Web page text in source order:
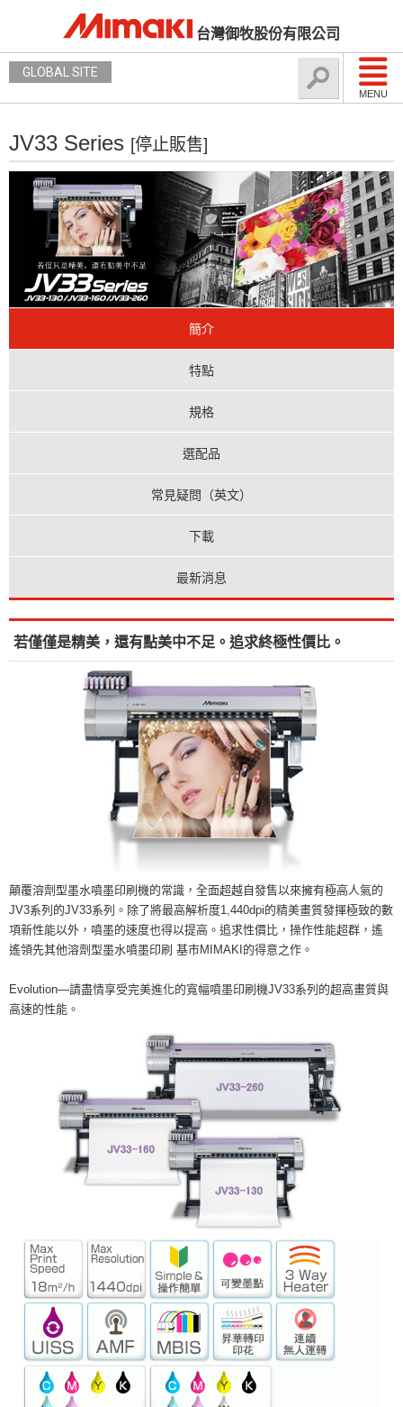
台灣御牧股份有限公司
MENU
GLOBAL SITE
JV33 Series [停止販售]
簡介
特點
規格
選配品
常見疑問（英文）
下載
最新消息
若僅僅是精美，還有點美中不足。追求終極性價比。
顛覆溶劑型墨水噴墨印刷機的常識，全面超越自發售以來擁有極高人氣的
JV3系列的JV33系列。除了將最高解析度1,440dpi的精美畫質發揮極致的數
項新性能以外，噴墨的速度也得以提高。追求性價比，操作性能超群，遙
遙領先其他溶劑型墨水噴墨印刷 基市MIMAKI的得意之作。
Evolution—請盡情享受完美進化的寬幅噴墨印刷機JV33系列的超高畫質與
高速的性能。